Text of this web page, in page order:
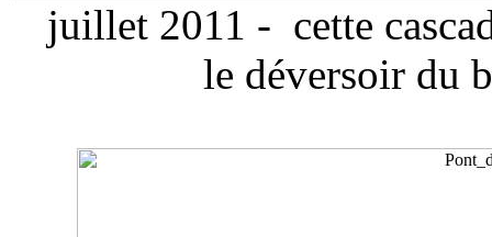
juillet 2011 - cette
le déversoir du